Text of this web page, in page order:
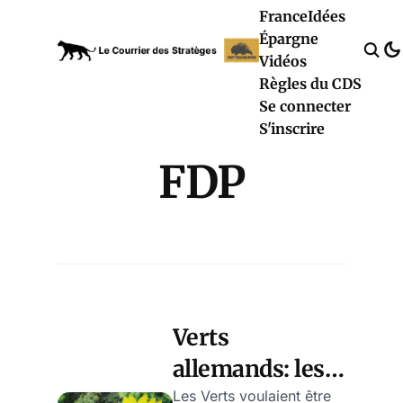
FranceIdées
Épargne
Vidéos
Règles du CDS
Se connecter
S'inscrire
FDP
Verts
allemands: les
Les Verts voulaient être